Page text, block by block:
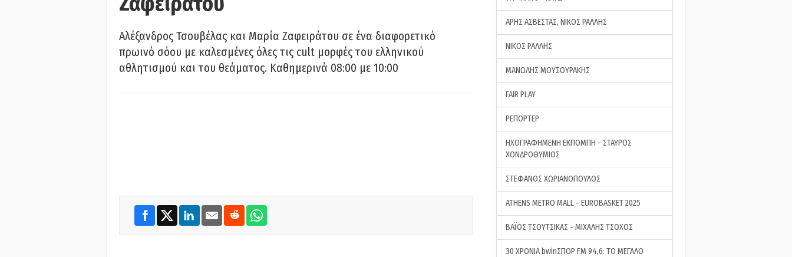
Αλέξανδρος Τσουβέλας και Μαρία Ζαφειράτου σε ένα διαφορετικό
πρωινό σόου με καλεσμένες όλες τις cult μορφές του ελληνικού
αθλητισμού και του θεάματος. Καθημερινά 08:00 με 10:00
ΑΡΗΣ ΑΣΒΕΣΤΑΣ, ΝΙΚΟΣ ΡΑΛΛΗΣ
ΝΙΚΟΣ ΡΑΛΛΗΣ
ΜΑΝΩΛΗΣ ΜΟΥΣΟΥΡΑΚΗΣ
FAIR PLAY
ΡΕΠΟΡΤΕΡ
ΗΧΟΓΡΑΦΗΜΕΝΗ ΕΚΠΟΜΠΗ - ΣΤΑΥΡΟΣ
ΧΟΝΔΡΟΘΥΜΙΟΣ
ΣΤΕΦΑΝΟΣ ΧΩΡΙΑΝΟΠΟΥΛΟΣ
ATHENS METRO MALL - EUROBASKET 2025
ΒΑΪΟΣ ΤΣΟΥΤΣΙΚΑΣ - ΜΙΧΑΛΗΣ ΤΣΟΧΟΣ
30 ΧΡΟΝΙΑ bwinΣΠΟΡ FM 94,6: ΤΟ ΜΕΓΑΛΟ